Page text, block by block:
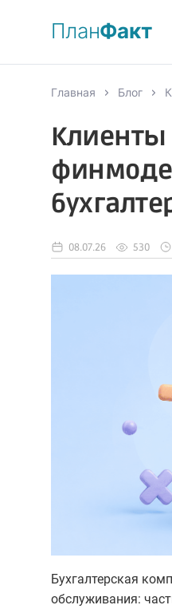
ПланФакт
Главная Блог
Клиенты
08.07.26 530
Бухгалтерская
обслуживания: